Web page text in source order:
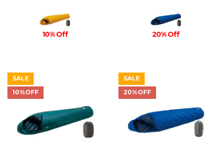
10% Off 20% Off
SALE
10%OFF
SALE
20%OFF